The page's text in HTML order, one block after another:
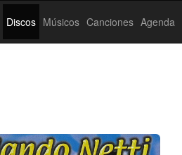
Discos Músicos Canciones Agenda